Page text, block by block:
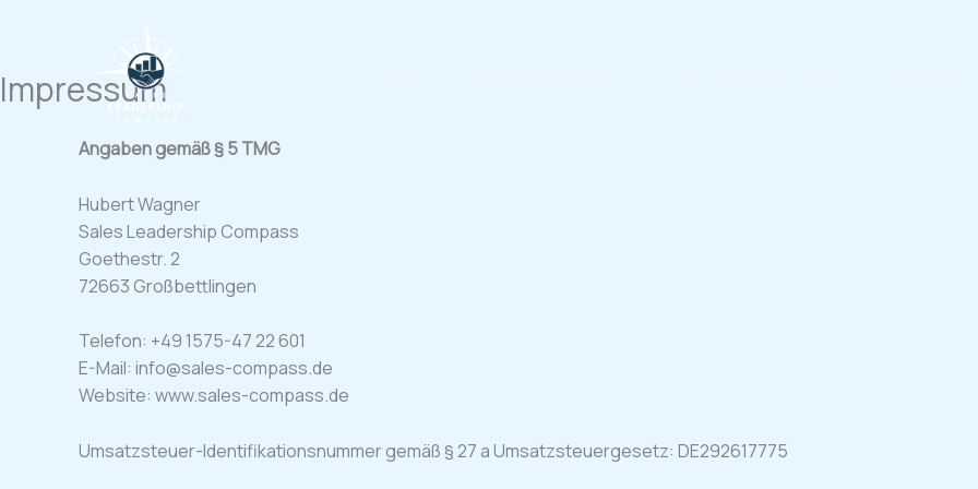
Impressum
Angaben gemäß § 5 TMG
Hubert Wagner
Sales Leadership Compass
Goethestr. 2
72663 Großbettlingen
Telefon: +49 1575-47 22 601
E-Mail: info@sales-compass.de
Website: www.sales-compass.de
Umsatzsteuer-Identifikationsnummer gemäß § 27 a Umsatzsteuergesetz: DE292617775